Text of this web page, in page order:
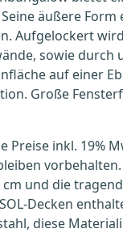
äußere
Aufgelockert
sowie
auf einer
Große
Preise inkl. 19%
cm und die
Decken
diese